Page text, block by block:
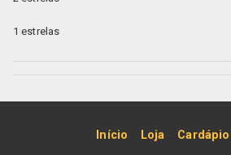
1 estrelas
Início Loja Cardápio